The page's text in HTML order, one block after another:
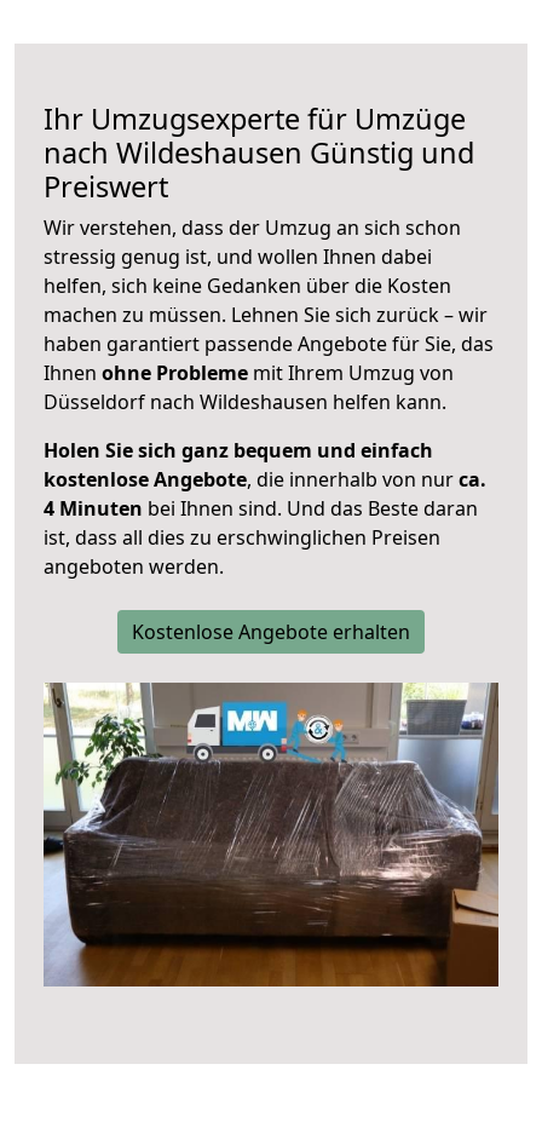
Ihr Umzugsexperte für Umzüge
nach Wildeshausen Günstig und
Preiswert
Wir verstehen, dass der Umzug an sich schon
stressig genug ist, und wollen Ihnen dabei
helfen, sich keine Gedanken über die Kosten
machen zu müssen. Lehnen Sie sich zurück – wir
haben garantiert passende Angebote für Sie, das
Ihnen ohne Probleme mit Ihrem Umzug von
Düsseldorf nach Wildeshausen helfen kann.
Holen Sie sich ganz bequem und einfach
kostenlose Angebote, die innerhalb von nurca.
4 Minuten bei Ihnen sind. Und das Beste daran
ist, dass all dies zu erschwinglichen Preisen
angeboten werden.
Kostenlose Angebote erhalten